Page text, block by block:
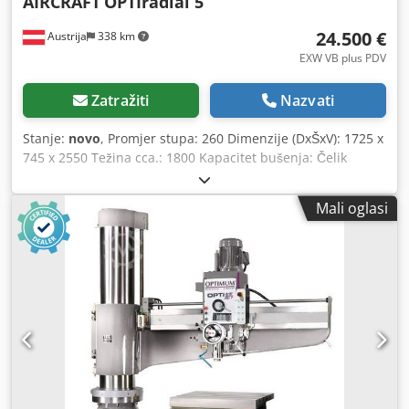
Austrija 338 km 24.500 €
EXW VB plus PDV
Zatražiti Nazvati
Stanje: novo, Promjer stupa: 260 Dimenzije (DxŠxV): 1725 x
745 x 2550 Težina cca.: 1800 Kapacitet bušenja: Čelik
(S235JR) - 42 Veličina T-utora stola za bušenje: 19 Razmak
T-utora stola za bušenje: 171 Duljina steznog stola: 635
Visina steznog stola: 415 Potrošnja energije: 4 Udaljenost
vretena od stola za bušenje maks.: 1270 Raspon brzina: 37
- 1253 Broj raspona brzina: 12 Svestrano područje
primjene kao što je bušenje, razvrtanje, rezanje navoja
Crsdpfewrukzjx Ag Usf - Električno kočen motor - 24V DC
električni sustav i 2-kanalni sigurnosni lanac prema DIN EN
12717 - Teško, čvrsto, visokokvalitetno lijevano željezo -
Široki prepust zahvaljujući horizontalno podesivoj glavi
stroja - Pregledno raspoređena upravljačka ploča - Glatko
pokretne okretne i pomične osi - Pažljivo izrađeno
Mali oglasi